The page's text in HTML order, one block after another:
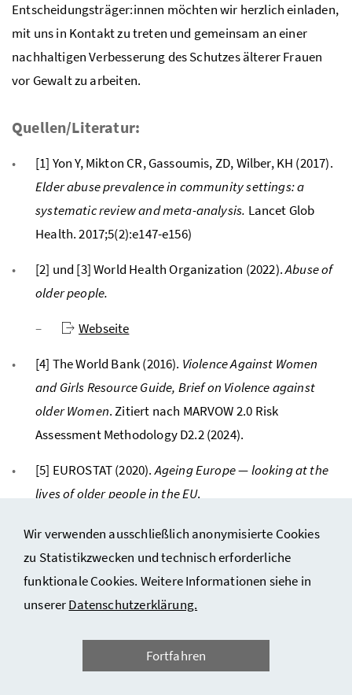
Wir verwenden ausschließlich anonymisierte Cookies
zu Statistikzwecken und technisch erforderliche
funktionale Cookies. Weitere Informationen siehe in
unsererDatenschutzerklärung.
Fortfahren
Entscheidungsträger:innen möchten wir herzlich einladen,
mit uns in Kontakt zu treten und gemeinsam an einer
nachhaltigen Verbesserung des Schutzes älterer Frauen
vor Gewalt zu arbeiten.
Quellen/Literatur:
[1] Yon Y, Mikton CR, Gassoumis, ZD, Wilber, KH (2017).
Elder abuse prevalence in community settings: a
systematic review and meta-analysis. Lancet Glob
Health. 2017;5(2):e147-e156)
[2] und [3] World Health Organization (2022).Abuse of
older people.
Webseite
[4] The World Bank (2016). Violence Against Women
and Girls Resource Guide, Brief on Violence against
older Women. Zitiert nach MARVOW 2.0 Risk
Assessment Methodology D2.2 (2024).
[5] EUROSTAT (2020).Ageing Europe — looking at the
lives of older people in the EU.
[6] EUROSTAT, FRA, EIGE (2024):EU gender-based
violence survey4
[7] FRA (2015):Violence against women. An EU-wide
survey.Main results.
[8] Luoma, M.-L. et al. (2011).
Abuse and Violence against Older Women. Results of a